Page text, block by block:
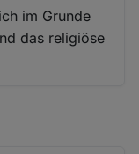
im Grunde
das religiöse